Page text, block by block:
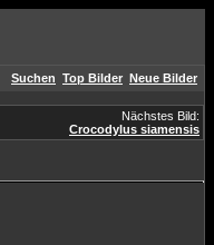
Suchen Top Bilder Neue Bilder
Nächstes Bild:
Crocodylus siamensis